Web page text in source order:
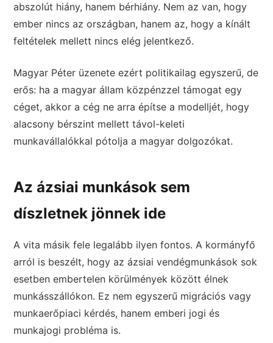
abszolút hiány, hanem bérhiány. Nem az van, hogy
ember nincs az országban, hanem az, hogy a kínált
feltételek mellett nincs elég jelentkező.
Magyar Péter üzenete ezért politikailag egyszerű, de
erős: ha a magyar állam közpénzzel támogat egy
céget, akkor a cég ne arra építse a modelljét, hogy
alacsony bérszint mellett távol-keleti
munkavállalókkal pótolja a magyar dolgozókat.
Az ázsiai munkások sem
díszletnek jönnek ide
A vita másik fele legalább ilyen fontos. A kormányfő
arról is beszélt, hogy az ázsiai vendégmunkások sok
esetben embertelen körülmények között élnek
munkásszállókon. Ez nem egyszerű migrációs vagy
munkaerőpiaci kérdés, hanem emberi jogi és
munkajogi probléma is.